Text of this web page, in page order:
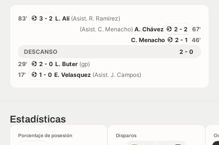
83' 3 - 2 L. Alí (Asist. R. Ramírez)
67'
2 - 2
(Asist. C. Menacho) A. Chávez
46'
2 - 1
C. Menacho
DESCANSO
2 - 0
29'
2 - 0 L. Buter (gp)
17'
1 - 0 E. Velasquez (Asist. J. Campos)
Estadísticas
Porcentaje de posesión Disparos